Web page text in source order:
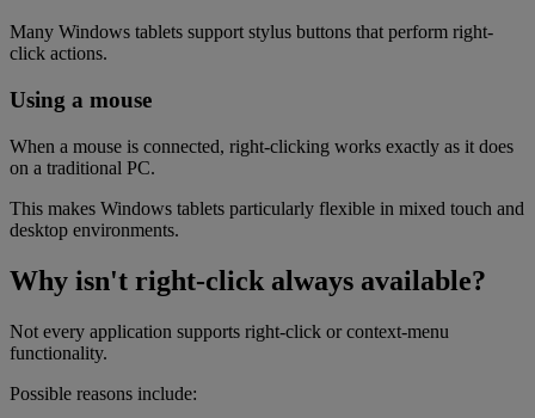
Many Windows tablets support stylus buttons that perform right-
click actions.
Using a mouse
When a mouse is connected, right-clicking works exactly as it does
on a traditional PC.
This makes Windows tablets particularly flexible in mixed touch and
desktop environments.
Why isn't right-click always available?
Not every application supports right-click or context-menu
functionality.
Possible reasons include: